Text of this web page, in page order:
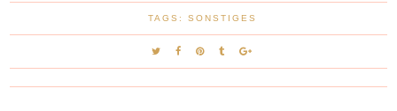
TAGS:SONSTIGES